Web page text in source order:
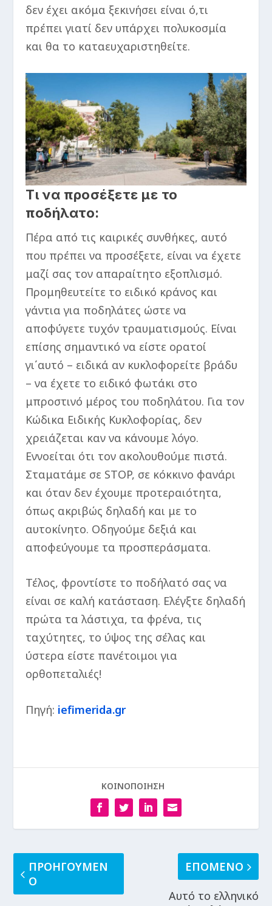
δεν έχει ακόμα ξεκινήσει είναι ό,τι
πρέπει γιατί δεν υπάρχει πολυκοσμία
και θα το καταευχαριστηθείτε.
Τι να προσέξετε με το
ποδήλατο:
Πέρα από τις καιρικές συνθήκες, αυτό
που πρέπει να προσέξετε, είναι να έχετε
μαζί σας τον απαραίτητο εξοπλισμό.
Προμηθευτείτε το ειδικό κράνος και
γάντια για ποδηλάτες ώστε να
αποφύγετε τυχόν τραυματισμούς. Είναι
επίσης σημαντικό να είστε ορατοί
γι΄αυτό – ειδικά αν κυκλοφορείτε βράδυ
– να έχετε το ειδικό φωτάκι στο
μπροστινό μέρος του ποδηλάτου. Για τον
Κώδικα Ειδικής Κυκλοφορίας, δεν
χρειάζεται καν να κάνουμε λόγο.
Εννοείται ότι τον ακολουθούμε πιστά.
Σταματάμε σε STOP, σε κόκκινο φανάρι
και όταν δεν έχουμε προτεραιότητα,
όπως ακριβώς δηλαδή και με το
αυτοκίνητο. Οδηγούμε δεξιά και
αποφεύγουμε τα προσπεράσματα.
Τέλος, φροντίστε το ποδήλατό σας να
είναι σε καλή κατάσταση. Ελέγξτε δηλαδή
πρώτα τα λάστιχα, τα φρένα, τις
ταχύτητες, το ύψος της σέλας και
ύστερα είστε πανέτοιμοι για
ορθοπεταλιές!
Πηγή: iefimerida.gr
ΚΟΙΝΟΠΟΙΗΣΗ
ΠΡΟΗΓΟΥΜΕΝ
Ο
ΕΠΟΜΕΝΟ
Αυτό το ελληνικό